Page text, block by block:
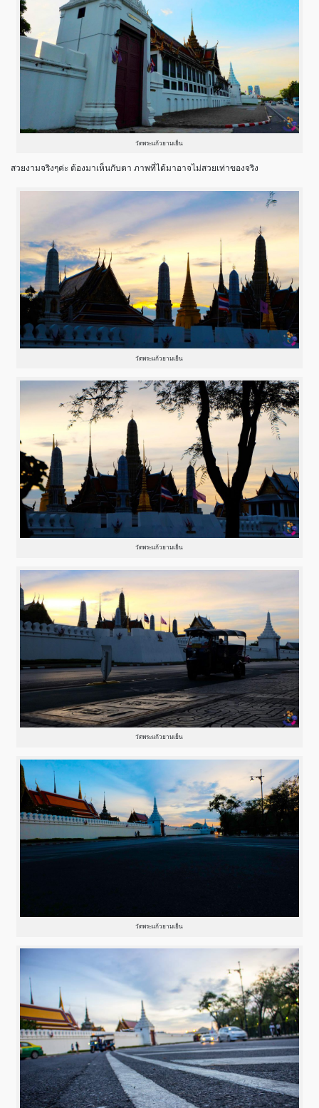
วัดพระแก้วยามเย็น
สวยงามจริงๆค่ะ ต้องมาเห็นกับตา ภาพที่ได้มาอาจไม่สวยเท่าของจริง
วัดพระแก้วยามเย็น
วัดพระแก้วยามเย็น
วัดพระแก้วยามเย็น
วัดพระแก้วยามเย็น